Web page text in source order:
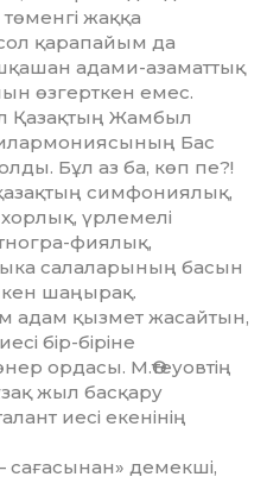
жаққа
қарапайым да
адами-азаматтық
өзгерткен емес.
Қазақтың Жамбыл
Бас
Бұл аз ба, көп пе?!
симфониялық,
үрле­мелі
фия­лық,
салаларының басын
шаңырақ.
адам қызмет жасайтын,
бір-біріне
ордасы. М.Өтеуовтің
жыл басқару
иесі екенінің
сағасынан» демекші,